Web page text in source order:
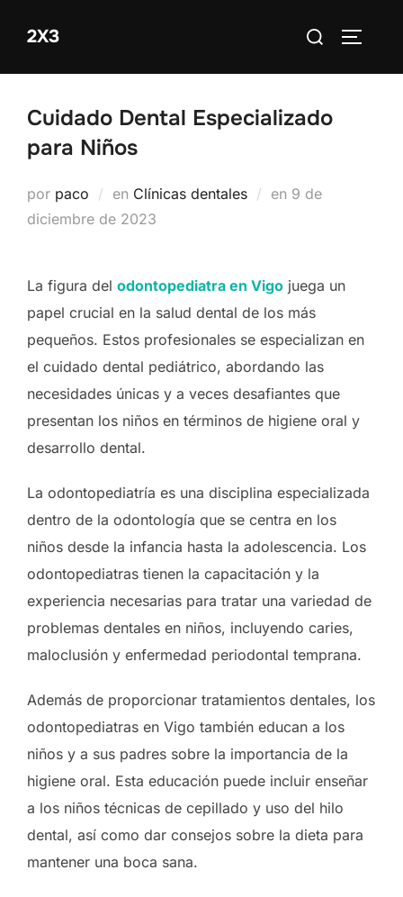
2X3 Buscar:
Cuidado Dental Especializado
para Niños
por paco en Clínicas dentales en Publicado
9 de
diciembre de 2023
La figura del odontopediatra en Vigo juega un
papel crucial en la salud dental de los más
pequeños. Estos profesionales se especializan en
el cuidado dental pediátrico, abordando las
necesidades únicas y a veces desafiantes que
presentan los niños en términos de higiene oral y
desarrollo dental.
La odontopediatría es una disciplina especializada
dentro de la odontología que se centra en los
niños desde la infancia hasta la adolescencia. Los
odontopediatras tienen la capacitación y la
experiencia necesarias para tratar una variedad de
problemas dentales en niños, incluyendo caries,
maloclusión y enfermedad periodontal temprana.
Además de proporcionar tratamientos dentales, los
odontopediatras en Vigo también educan a los
niños y a sus padres sobre la importancia de la
higiene oral. Esta educación puede incluir enseñar
a los niños técnicas de cepillado y uso del hilo
dental, así como dar consejos sobre la dieta para
mantener una boca sana.